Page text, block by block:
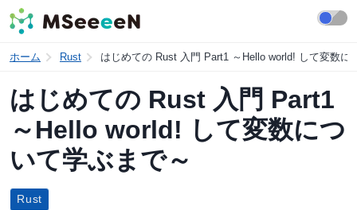
ホーム Rust はじめての Rust 入門 Part1 ～Hello world! して変数に
はじめての Rust 入門 Part1
～Hello world! して変数につ
いて学ぶまで～
Rust